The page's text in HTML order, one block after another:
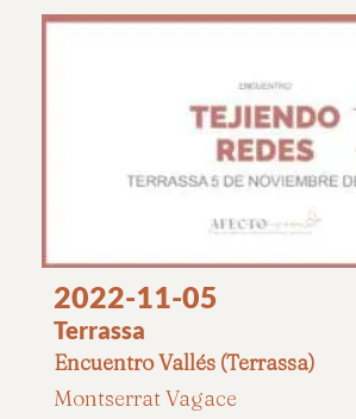
2022-11-05
Terrassa
Encuentro Vallés (Terrassa)
Montserrat Vagace